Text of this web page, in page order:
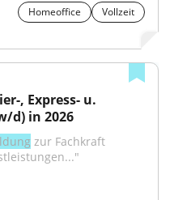
Homeoffice
Vollzeit
, Express- u.
d) in 2026
zur Fachkraft